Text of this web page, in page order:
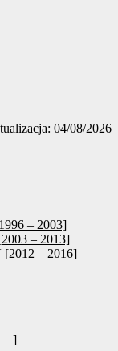
04/08/2026
– 2003]
– 2013]
– 2016]
– ]